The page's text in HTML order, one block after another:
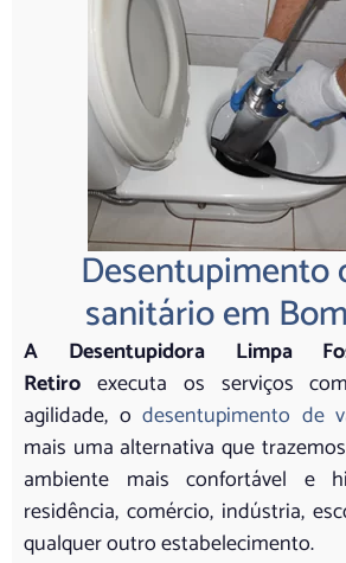
Desentupimento
sanitário em
A Desentupidora Limpa
Retiro executa os serviços
agilidade, o desentupimento de
mais uma alternativa que
ambiente mais confortável e
residência, comércio, indústria,
qualquer outro estabelecimento.